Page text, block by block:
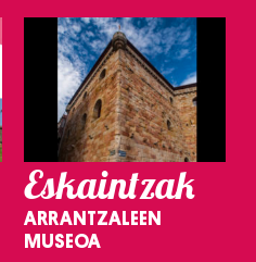
Eskaintzak
ARRANTZALEEN
MUSEOA